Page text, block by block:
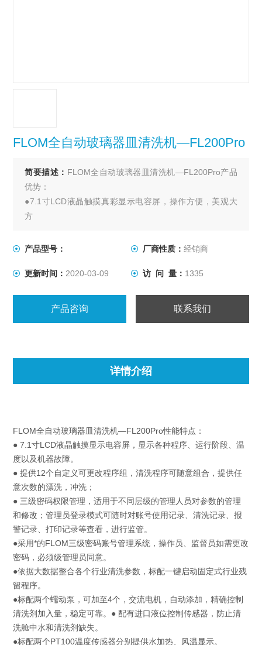
FLOM全自动玻璃器皿清洗机—FL200Pro
简要描述： FLOM全自动玻璃器皿清洗机—FL200Pro产品
优势：
●7.1寸LCD液晶触摸真彩显示电容屏，操作方便，美观大
方
●清洗舱全模具化，一体成型制造，精度更精良
产品型号： 厂商性质： 经销商
更新时间： 2020-03-09 访 问 量： 1335
产品咨询 联系我们
详情介绍
FLOM全自动玻璃器皿清洗机—FL200Pro性能特点：
● 7.1寸LCD液晶触摸显示电容屏，显示各种程序、运行阶段、温
度以及机器故障。
● 提供12个自定义可更改程序组，清洗程序可随意组合，提供任
意次数的漂洗，冲洗；
● 三级密码权限管理，适用于不同层级的管理人员对参数的管理
和修改；管理员登录模式可随时对账号使用记录、清洗记录、报
警记录、打印记录等查看，进行监管。
●采用*的FLOM三级密码账号管理系统，操作员、监督员如需更改
密码，必须级管理员同意。
●依据大数据整合各个行业清洗参数，标配一键启动固定式行业残
留程序。
●标配两个蠕动泵，可加至4个，交流电机，自动添加，精确控制
清洗剂加入量，稳定可靠。● 配有进口液位控制传感器，防止清
洗舱中水和清洗剂缺失。
●标配两个PT100温度传感器分别提供水加热、风温显示。